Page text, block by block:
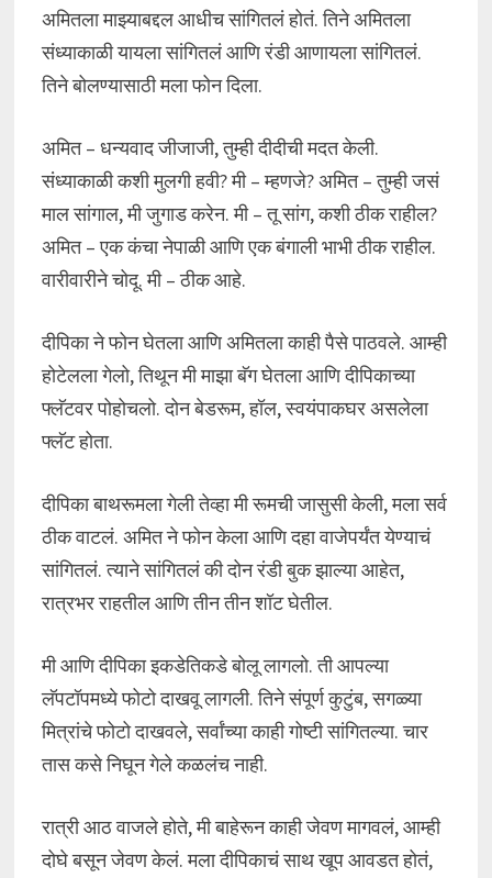
अमितला माझ्याबद्दल आधीच सांगितलं होतं. तिने अमितला
संध्याकाळी यायला सांगितलं आणि रंडी आणायला सांगितलं.
तिने बोलण्यासाठी मला फोन दिला.
अमित – धन्यवाद जीजाजी, तुम्ही दीदीची मदत केली.
संध्याकाळी कशी मुलगी हवी? मी – म्हणजे? अमित – तुम्ही जसं
माल सांगाल, मी जुगाड करेन. मी – तू सांग, कशी ठीक राहील?
अमित – एक कंचा नेपाळी आणि एक बंगाली भाभी ठीक राहील.
वारीवारीने चोदू. मी – ठीक आहे.
दीपिका ने फोन घेतला आणि अमितला काही पैसे पाठवले. आम्ही
होटेलला गेलो, तिथून मी माझा बॅग घेतला आणि दीपिकाच्या
फ्लॅटवर पोहोचलो. दोन बेडरूम, हॉल, स्वयंपाकघर असलेला
फ्लॅट होता.
दीपिका बाथरूमला गेली तेव्हा मी रूमची जासुसी केली, मला सर्व
ठीक वाटलं. अमित ने फोन केला आणि दहा वाजेपर्यंत येण्याचं
सांगितलं. त्याने सांगितलं की दोन रंडी बुक झाल्या आहेत,
रात्रभर राहतील आणि तीन तीन शॉट घेतील.
मी आणि दीपिका इकडेतिकडे बोलू लागलो. ती आपल्या
लॅपटॉपमध्ये फोटो दाखवू लागली. तिने संपूर्ण कुटुंब, सगळ्या
मित्रांचे फोटो दाखवले, सर्वांच्या काही गोष्टी सांगितल्या. चार
तास कसे निघून गेले कळलंच नाही.
रात्री आठ वाजले होते, मी बाहेरून काही जेवण मागवलं, आम्ही
दोघे बसून जेवण केलं. मला दीपिकाचं साथ खूप आवडत होतं,